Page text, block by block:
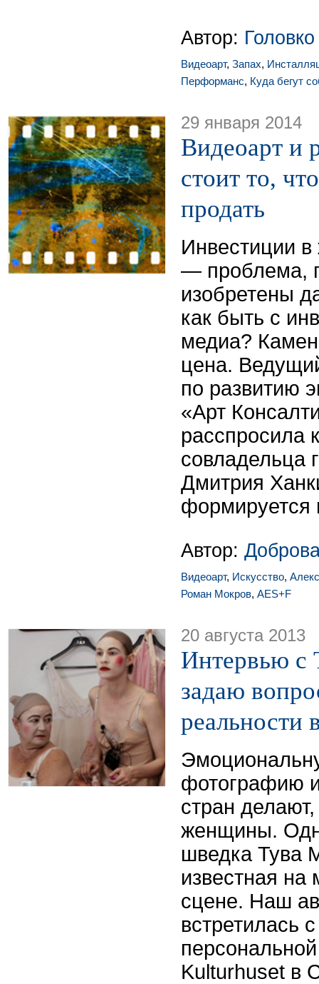
Автор:
Видеоарт, Запах,
Перформанс, Куда бегут
29 января 2014
Видеоарт и
стоит то,
продать
Инвестиции
— проблема,
изобретены
как быть с
медиа?
цена.
по развитию
«Арт
расспросила
совладельца
Дмитрия
формируется
Автор:
Видеоарт, Искусство,
Роман Мокров, AES+F
20 августа 2013
Интервью с
задаю
реальности
фотографию
стран
женщины.
шведка Тува
известная на
сцене. Наш
встретилась
Kulturhuset в